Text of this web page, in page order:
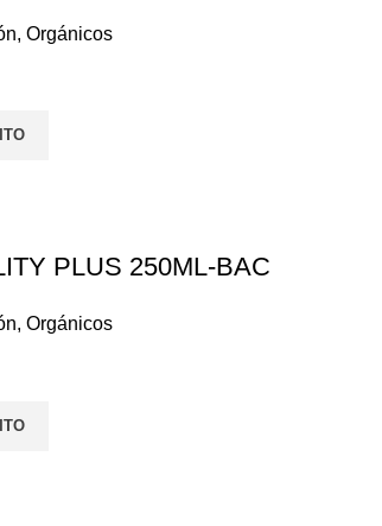
, Orgánicos
PLUS 250ML-BAC
, Orgánicos